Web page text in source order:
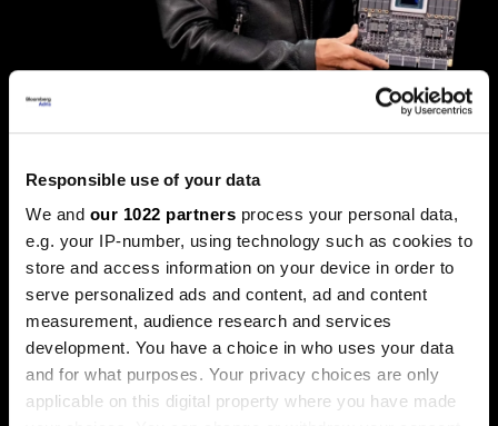
Responsible use of your data
We and our 1022 partners process your personal data,
e.g. your IP-number, using technology such as cookies to
store and access information on your device in order to
serve personalized ads and content, ad and content
measurement, audience research and services
development. You have a choice in who uses your data
and for what purposes. Your privacy choices are only
applicable on this digital property where you have made
Дали „Енвидија“ е новиот дот-
што планира Фед
Пазарите оваа недела беа обележани со големи
прашања. Технолошкиот гигант „Енвидија“ ја проби
границата на пазарна капитализација од пет билиони
долари, поттикнувајќи дебати за нов балон, додека
златото, по рекордните височини, доживеа остра
корекција.